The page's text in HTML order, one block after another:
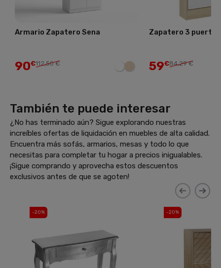
Armario Zapatero Sena
90€112,50 €
Zapatero 3
59€84,29 €
También te puede interesar
¿No has terminado aún? Sigue explorando nuestras
increíbles ofertas de liquidación en muebles de alta calidad.
Encuentra más sofás, armarios, mesas y todo lo que
necesitas para completar tu hogar a precios inigualables.
¡Sigue comprando y aprovecha estos descuentos
exclusivos antes de que se agoten!
-20% -20%